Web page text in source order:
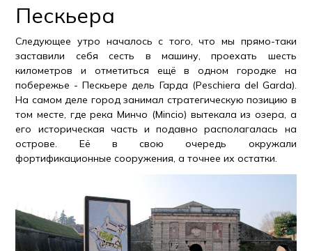
Пескьера
Следующее утро началось с того, что мы прямо-таки
заставили себя сесть в машину, проехать шесть
километров и отметиться ещё в одном городке на
побережье - Пескьере дель Гарда (Peschiera del Garda).
На самом деле город занимал стратегическую позицию в
том месте, где река Минчо (Mincio) вытекала из озера, а
его историческая часть и подавно располагалась на
острове. Её в свою очередь окружали
фортификационные сооружения, а точнее их остатки.